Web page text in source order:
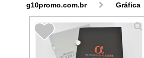
g10promo.com.br
Gráfica